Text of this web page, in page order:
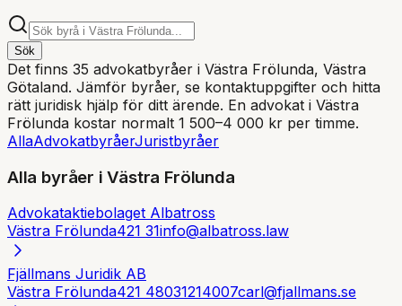
Sök
Det finns 35 advokatbyråer i Västra Frölunda, Västra
Götaland. Jämför byråer, se kontaktuppgifter och hitta
rätt juridisk hjälp för ditt ärende. En advokat i Västra
Frölunda kostar normalt 1 500–4 000 kr per timme.
AllaAdvokatbyråerJuristbyråer
Alla byråer iVästra Frölunda
Advokataktiebolaget Albatross
Västra Frölunda421 31info@albatross.law
Fjällmans Juridik AB
Västra Frölunda421 48031214007carl@fjallmans.se